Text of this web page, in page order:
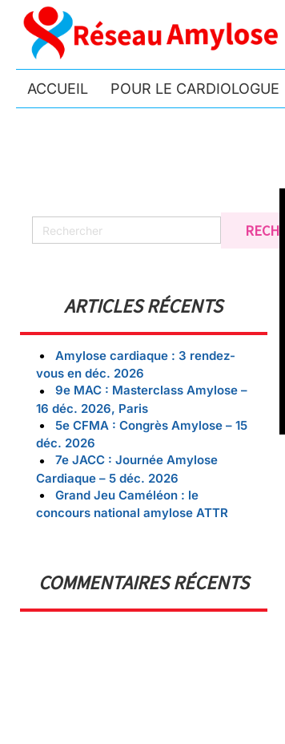
ACCUEIL POUR LE CARDIOLOGUE
ARTICLES RÉCENTS
Amylose cardiaque : 3 rendez-
vous en déc. 2026
9e MAC : Masterclass Amylose –
16 déc. 2026, Paris
5e CFMA : Congrès Amylose – 15
déc. 2026
7e JACC : Journée Amylose
Cardiaque – 5 déc. 2026
Grand Jeu Caméléon : le
concours national amylose ATTR
COMMENTAIRES RÉCENTS